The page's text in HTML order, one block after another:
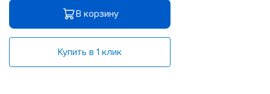
В корзину
Купить в 1 клик